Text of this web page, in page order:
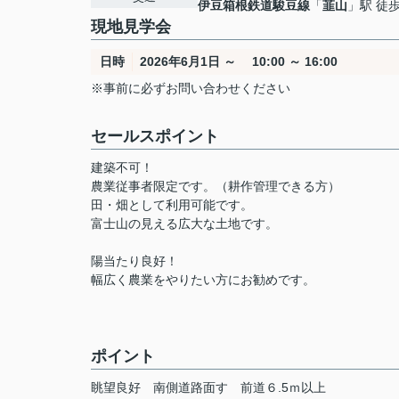
伊豆箱根鉄道駿豆線 「韮山 」駅 徒
現地見学会
日時
2026年6月1日 ～ 10:00 ～ 16:00
※事前に必ずお問い合わせください
セールスポイント
建築不可！
農業従事者限定です。（耕作管理できる方）
田・畑として利用可能です。
富士山の見える広大な土地です。
陽当たり良好！
幅広く農業をやりたい方にお勧めです。
ポイント
眺望良好 南側道路面す 前道６.5ｍ以上